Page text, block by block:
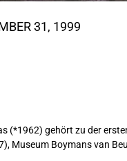
31, 1999
(*1962) gehört zu der
Museum Boymans van